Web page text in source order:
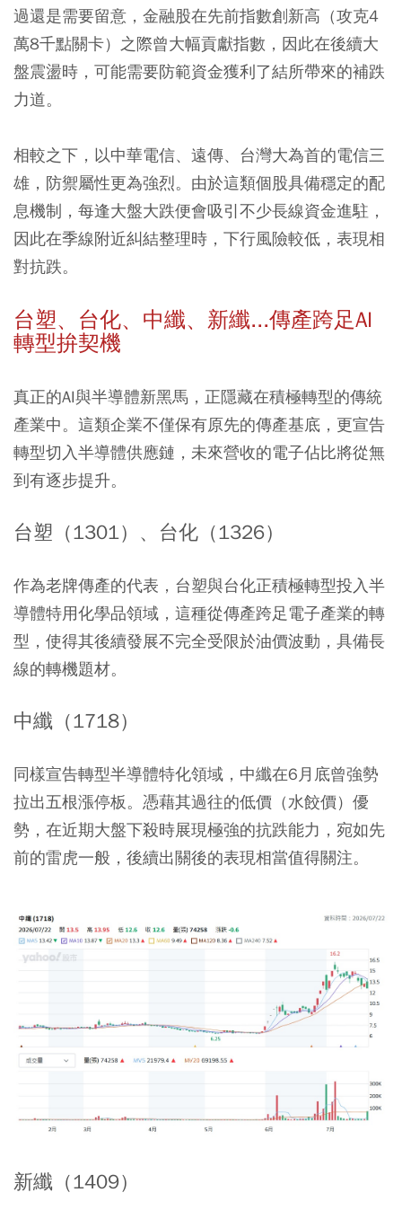
過還是需要留意，金融股在先前指數創新高（攻克4
萬8千點關卡）之際曾大幅貢獻指數，因此在後續大
盤震盪時，可能需要防範資金獲利了結所帶來的補跌
力道。
相較之下，以中華電信、遠傳、台灣大為首的電信三
雄，防禦屬性更為強烈。由於這類個股具備穩定的配
息機制，每逢大盤大跌便會吸引不少長線資金進駐，
因此在季線附近糾結整理時，下行風險較低，表現相
對抗跌。
台塑、台化、中纖、新纖...傳產跨足AI
轉型拚契機
真正的AI與半導體新黑馬，正隱藏在積極轉型的傳統
產業中。這類企業不僅保有原先的傳產基底，更宣告
轉型切入半導體供應鏈，未來營收的電子佔比將從無
到有逐步提升。
台塑（1301）、台化（1326）
作為老牌傳產的代表，台塑與台化正積極轉型投入半
導體特用化學品領域，這種從傳產跨足電子產業的轉
型，使得其後續發展不完全受限於油價波動，具備長
線的轉機題材。
中纖（1718）
同樣宣告轉型半導體特化領域，中纖在6月底曾強勢
拉出五根漲停板。憑藉其過往的低價（水餃價）優
勢，在近期大盤下殺時展現極強的抗跌能力，宛如先
前的雷虎一般，後續出關後的表現相當值得關注。
新纖（1409）